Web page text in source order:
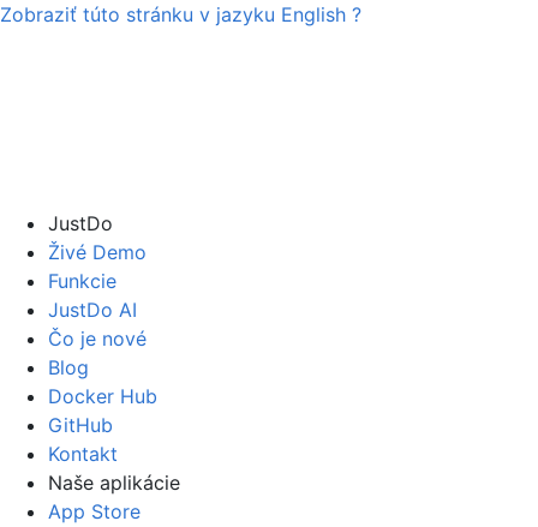
Zobraziť túto stránku v jazyku English ?
JustDo
Živé Demo
Funkcie
JustDo AI
Čo je nové
Blog
Docker Hub
GitHub
Kontakt
Naše aplikácie
App Store